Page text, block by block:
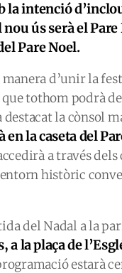
la intenció
nou ús serà el
Pare Noel.
manera d’unir la
tothom podrà
destacat la cònsol
la caseta del
a través
històric
del Nadal a la
a la plaça de
estarà